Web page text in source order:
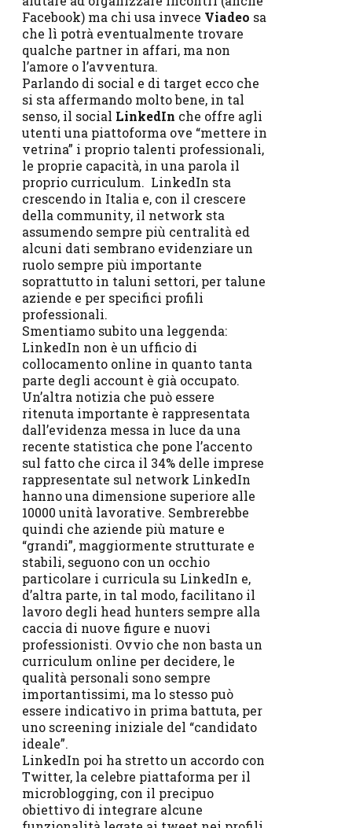
Facebook) ma chi usa invece Viadeo sa
che lì potrà eventualmente trovare
qualche partner in affari, ma non
l’amore o l’avventura.
Parlando di social e di target ecco che
si sta affermando molto bene, in tal
senso, il social LinkedIn che offre agli
utenti una piattoforma ove “mettere in
vetrina” i proprio talenti professionali,
le proprie capacità, in una parola il
proprio curriculum. LinkedIn sta
crescendo in Italia e, con il crescere
della community, il network sta
assumendo sempre più centralità ed
alcuni dati sembrano evidenziare un
ruolo sempre più importante
soprattutto in taluni settori, per talune
aziende e per specifici profili
professionali.
Smentiamo subito una leggenda:
LinkedIn non è un ufficio di
collocamento online in quanto tanta
parte degli account è già occupato.
Un’altra notizia che può essere
ritenuta importante è rappresentata
dall’evidenza messa in luce da una
recente statistica che pone l’accento
sul fatto che circa il 34% delle imprese
rappresentate sul network LinkedIn
hanno una dimensione superiore alle
10000 unità lavorative. Sembrerebbe
quindi che aziende più mature e
“grandi”, maggiormente strutturate e
stabili, seguono con un occhio
particolare i curricula su LinkedIn e,
d’altra parte, in tal modo, facilitano il
lavoro degli head hunters sempre alla
caccia di nuove figure e nuovi
professionisti. Ovvio che non basta un
curriculum online per decidere, le
qualità personali sono sempre
importantissimi, ma lo stesso può
essere indicativo in prima battuta, per
uno screening iniziale del “candidato
ideale”.
LinkedIn poi ha stretto un accordo con
Twitter, la celebre piattaforma per il
microblogging, con il precipuo
obiettivo di integrare alcune